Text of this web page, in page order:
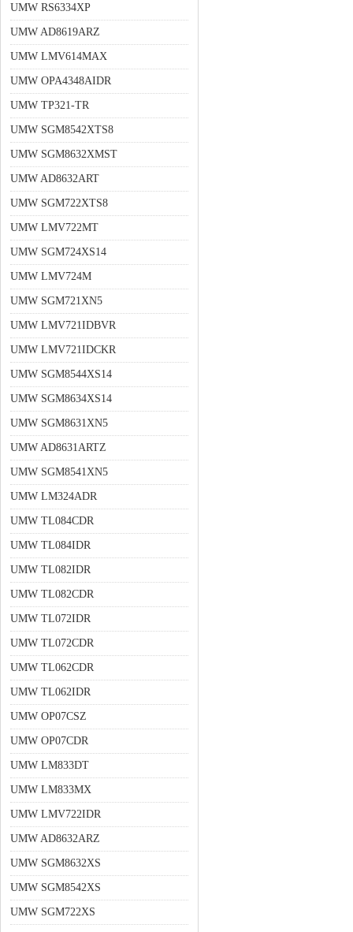
UMW RS6334XP
UMW AD8619ARZ
UMW LMV614MAX
UMW OPA4348AIDR
UMW TP321-TR
UMW SGM8542XTS8
UMW SGM8632XMST
UMW AD8632ART
UMW SGM722XTS8
UMW LMV722MT
UMW SGM724XS14
UMW LMV724M
UMW SGM721XN5
UMW LMV721IDBVR
UMW LMV721IDCKR
UMW SGM8544XS14
UMW SGM8634XS14
UMW SGM8631XN5
UMW AD8631ARTZ
UMW SGM8541XN5
UMW LM324ADR
UMW TL084CDR
UMW TL084IDR
UMW TL082IDR
UMW TL082CDR
UMW TL072IDR
UMW TL072CDR
UMW TL062CDR
UMW TL062IDR
UMW OP07CSZ
UMW OP07CDR
UMW LM833DT
UMW LM833MX
UMW LMV722IDR
UMW AD8632ARZ
UMW SGM8632XS
UMW SGM8542XS
UMW SGM722XS